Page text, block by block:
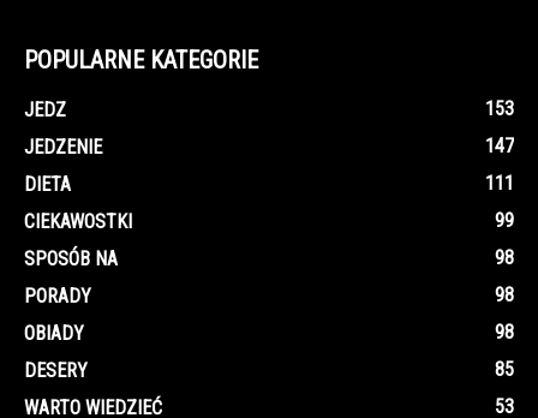
POPULARNE KATEGORIE
JEDZ
153
JEDZENIE
147
DIETA
111
CIEKAWOSTKI
99
SPOSÓB NA
98
PORADY
98
OBIADY
98
DESERY
85
WARTO WIEDZIEĆ
53